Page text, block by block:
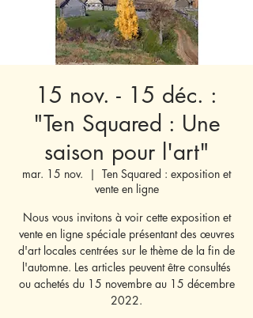
15 nov. - 15 déc. :
"Ten Squared : Une
saison pour l'art"
mar. 15 nov.
  |
Ten Squared : exposition et
vente en ligne
Nous vous invitons à voir cette exposition et
vente en ligne spéciale présentant des œuvres
d'art locales centrées sur le thème de la fin de
l'automne. Les articles peuvent être consultés
ou achetés du 15 novembre au 15 décembre
2022.